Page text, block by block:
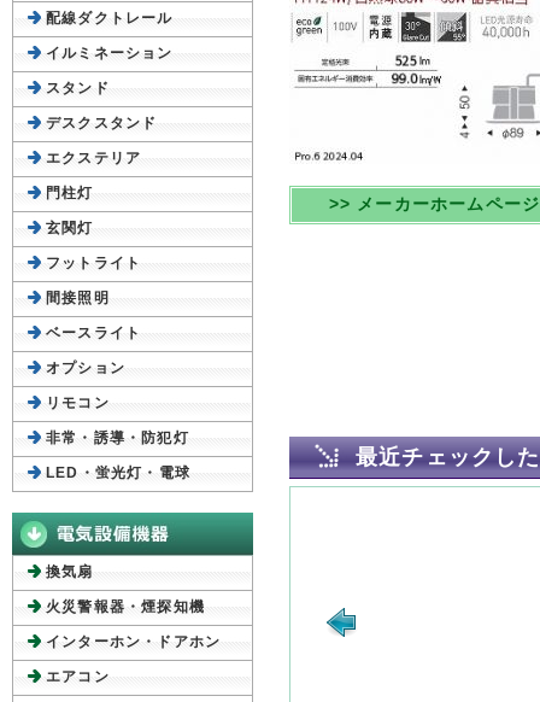
>> メーカーホームペー
最近チェックし
配線ダクトレール
イルミネーション
スタンド
デスクスタンド
エクステリア
門柱灯
玄関灯
フットライト
間接照明
ベースライト
オプション
リモコン
非常・誘導・防犯灯
LED・蛍光灯・電球
換気扇
火災警報器・煙探知機
インターホン・ドアホン
エアコン